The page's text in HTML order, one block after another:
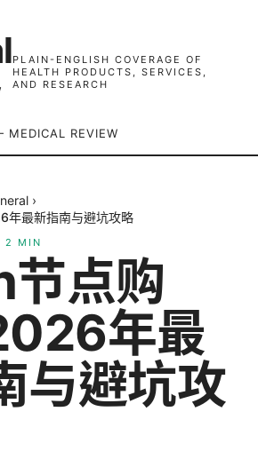
PLAIN-ENGLISH COVERAGE OF
HEALTH PRODUCTS, SERVICES,
AND RESEARCH
REVIEW
›
年最新指南与避坑攻略
2 MIN
点购
年最
与避坑攻